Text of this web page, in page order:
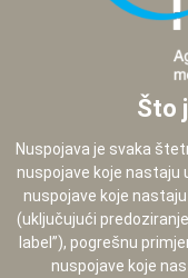
Što
Nuspojava je svaka
nuspojave koje nastaju
nuspojave koje
(uključujući
label”), pogrešnu
nuspojave koje